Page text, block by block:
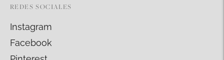
REDES SOCIALES
Instagram
Facebook